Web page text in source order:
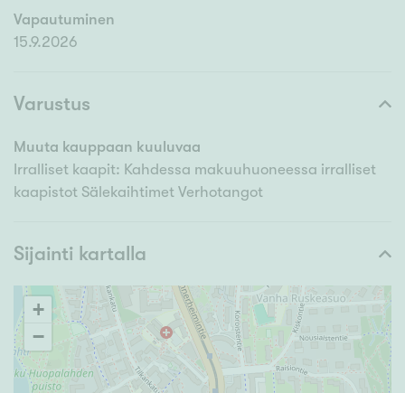
Vapautuminen
15.9.2026
Varustus
Muuta kauppaan kuuluvaa
Irralliset kaapit: Kahdessa makuuhuoneessa irralliset
kaapistot Sälekaihtimet Verhotangot
Sijainti kartalla
+
−